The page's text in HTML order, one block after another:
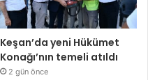
Keşan’da yeni Hükümet
Konağı’nın temeli atıldı
2 gün önce